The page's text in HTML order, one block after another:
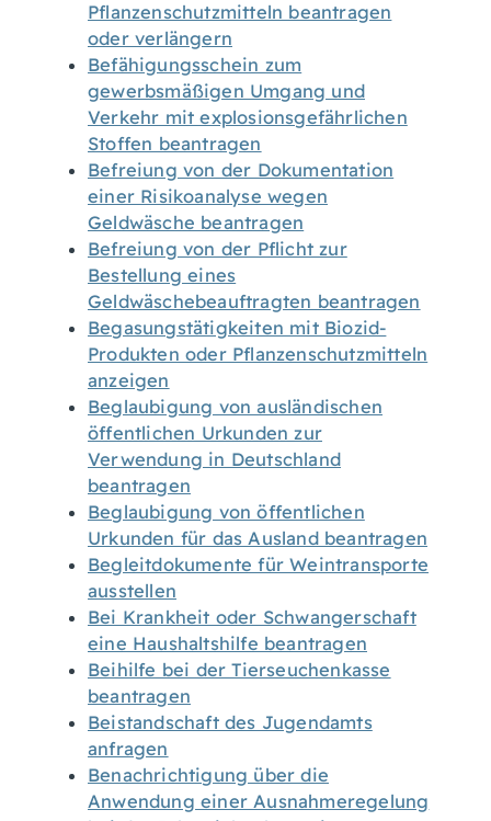
Pflanzenschutzmitteln beantragen
oder verlängern
Befähigungsschein zum
gewerbsmäßigen Umgang und
Verkehr mit explosionsgefährlichen
Stoffen beantragen
Befreiung von der Dokumentation
einer Risikoanalyse wegen
Geldwäsche beantragen
Befreiung von der Pflicht zur
Bestellung eines
Geldwäschebeauftragten beantragen
Begasungstätigkeiten mit Biozid-
Produkten oder Pflanzenschutzmitteln
anzeigen
Beglaubigung von ausländischen
öffentlichen Urkunden zur
Verwendung in Deutschland
beantragen
Beglaubigung von öffentlichen
Urkunden für das Ausland beantragen
Begleitdokumente für Weintransporte
ausstellen
Bei Krankheit oder Schwangerschaft
eine Haushaltshilfe beantragen
Beihilfe bei der Tierseuchenkasse
beantragen
Beistandschaft des Jugendamts
anfragen
Benachrichtigung über die
Anwendung einer Ausnahmeregelung